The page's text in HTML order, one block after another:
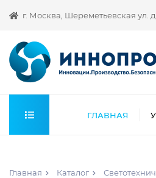
г. Москва, Шереметьевская ул.
ГЛАВНАЯ
Главная Каталог